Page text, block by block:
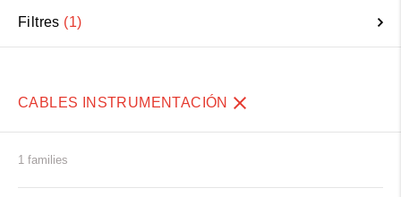
Filtres 1
CABLES INSTRUMENTACIÓN
1 families